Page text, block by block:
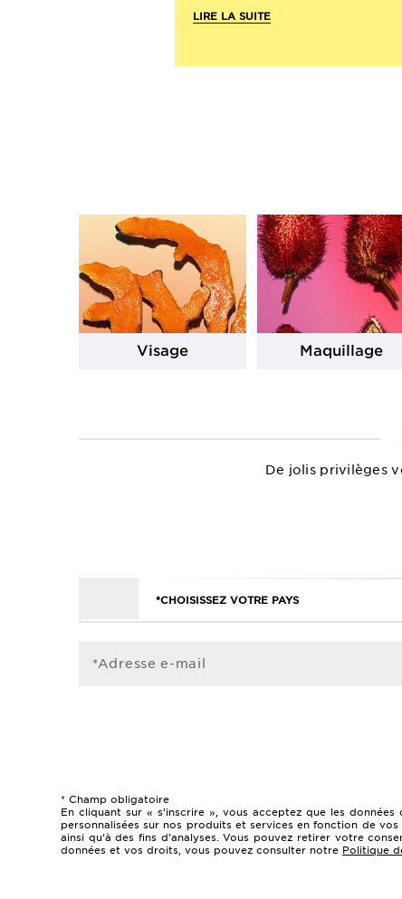
LIRE LA SUITE
Visage Maquillage
De jolis privilèges
*CHOISISSEZ VOTRE PAYS
*Adresse e-mail
* Champ obligatoire
En cliquant sur « s’inscrire », vous acceptez que les
personnalisées sur nos produits et services en fonction de
ainsi qu’à des fins d’analyses. Vous pouvez retirer votre
données et vos droits, vous pouvez consulter notre Politique